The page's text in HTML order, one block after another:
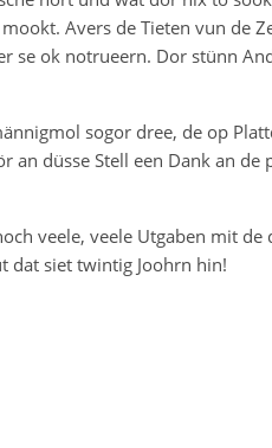
Avers de Tieten vun de
se ok notrueern. Dor stünn
sogor dree, de op
an düsse Stell een Dank an de
veele, veele Utgaben mit de
dat siet twintig Joohrn hin!